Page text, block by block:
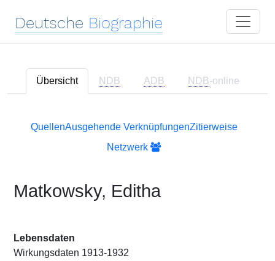
Deutsche Biographie
Übersicht NDB ADB NDB-online
QuellenAusgehende VerknüpfungenZitierweise
Netzwerk
Matkowsky, Editha
Lebensdaten
Wirkungsdaten 1913-1932